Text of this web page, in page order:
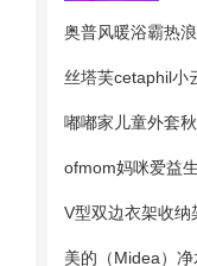
稳定软底休闲运动鞋透气训练
奥普风暖浴霸热